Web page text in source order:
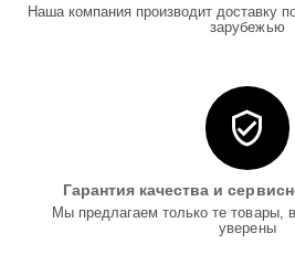
Наша компания производит доставку
зарубежью
Гарантия качества и
Мы предлагаем только те товары,
уверены